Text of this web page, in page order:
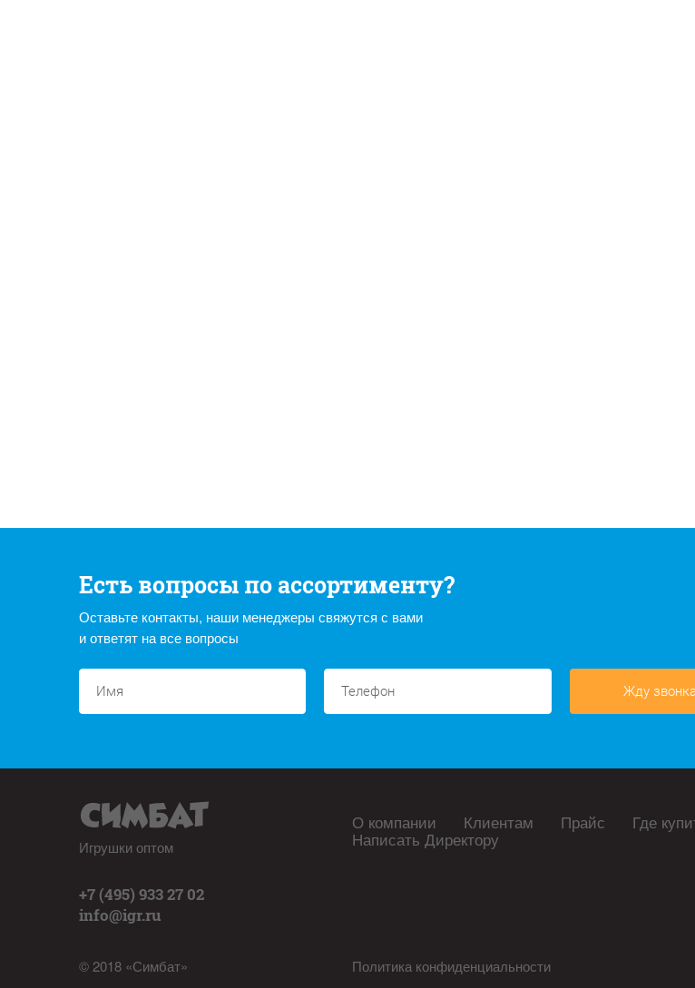
Есть вопросы по ассортименту?
Оставьте контакты, наши менеджеры свяжутся с вами
и ответят на все вопросы
Жду звонка
Игрушки оптом
+7 (495) 933 27 02
info@igr.ru
© 2018 «Симбат»
О компании Клиентам Прайс Где
Написать Директору
Политика конфиденциальности